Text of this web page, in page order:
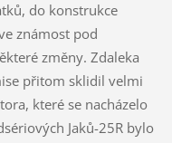
do konstrukce
známost pod
změny. Zdaleka
přitom sklidil velmi
které se nacházelo
Jaků-25R bylo